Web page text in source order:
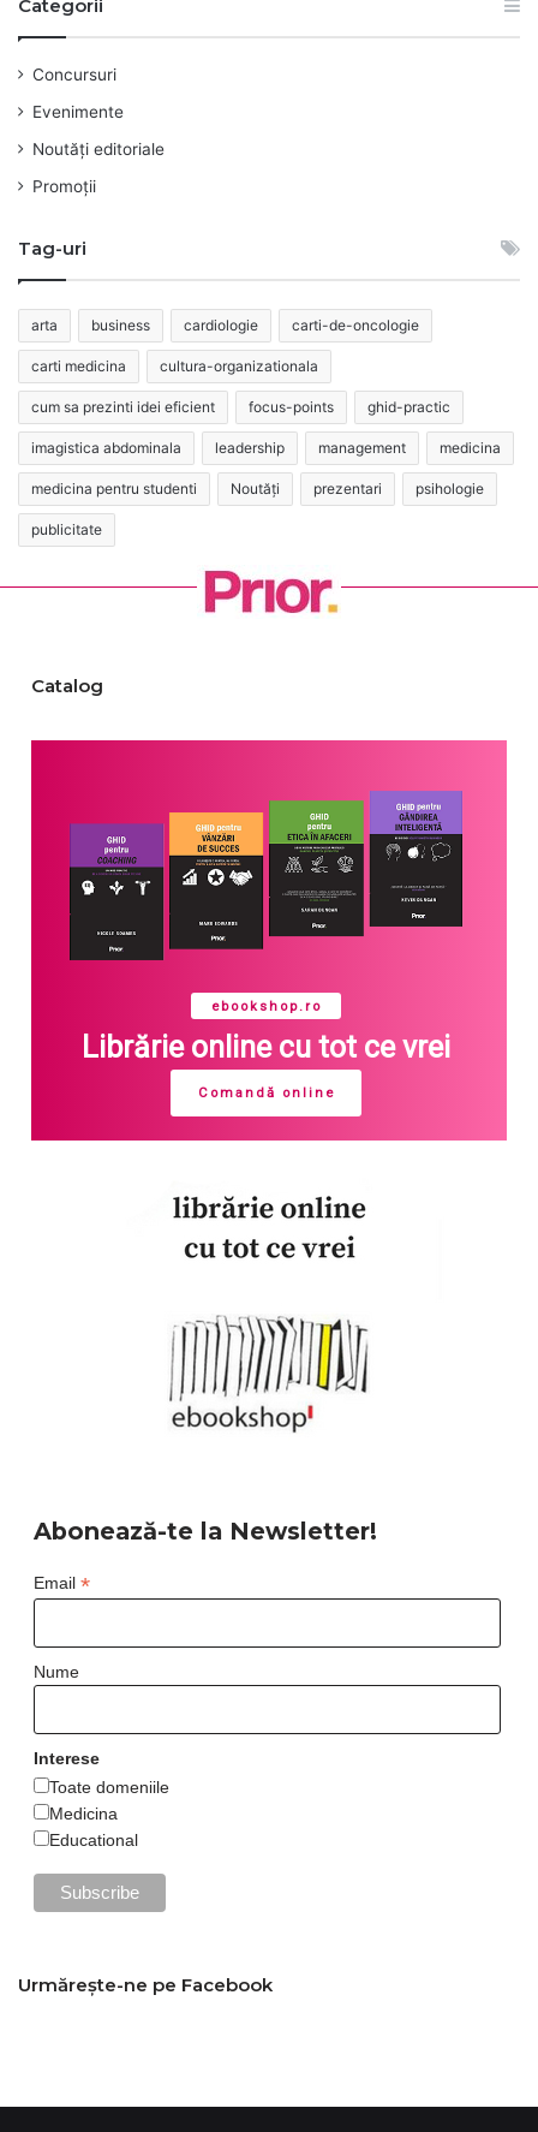
Categorii
Concursuri
Evenimente
Noutăți editoriale
Promoții
Tag-uri
arta business cardiologie carti-de-oncologie
carti medicina cultura-organizationala
cum sa prezinti idei eficient focus-points ghid-practic
imagistica abdominala leadership management medicina
medicina pentru studenti Noutăți prezentari psihologie
publicitate
Catalog
ebookshop.ro
Librărie online cu tot ce vrei
Comandă online
Abonează-te la Newsletter!
Email *
Nume
Interese
Toate domeniile
Medicina
Educational
Urmărește-ne pe Facebook